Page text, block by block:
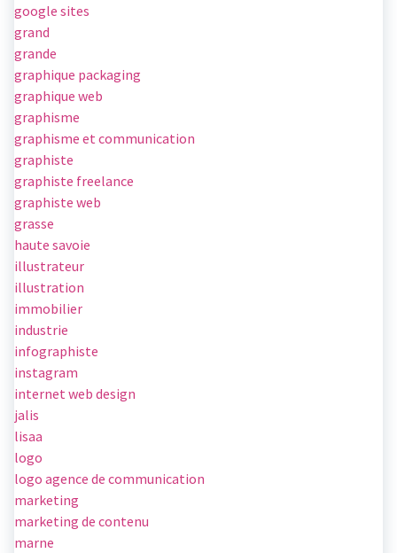
google sites
grand
grande
graphique packaging
graphique web
graphisme
graphisme et communication
graphiste
graphiste freelance
graphiste web
grasse
haute savoie
illustrateur
illustration
immobilier
industrie
infographiste
instagram
internet web design
jalis
lisaa
logo
logo agence de communication
marketing
marketing de contenu
marne